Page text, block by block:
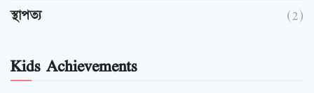
স্থাপত্য
(2)
Kids Achievements